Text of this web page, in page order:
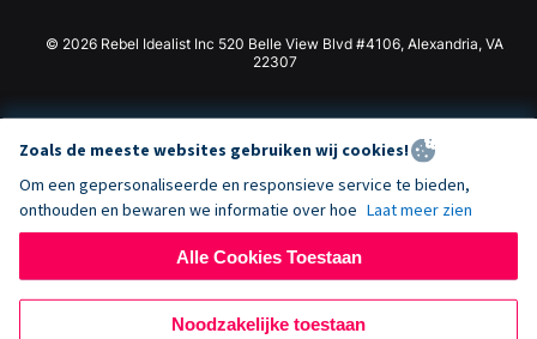
© 2026 Rebel Idealist Inc 520 Belle View Blvd #4106, Alexandria, VA
22307
Zoals de meeste websites gebruiken wij cookies!
Om een gepersonaliseerde en responsieve service te bieden,
onthouden en bewaren we informatie over hoe Laat meer zien
Alle Cookies Toestaan
Noodzakelijke toestaan